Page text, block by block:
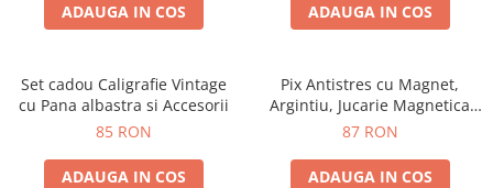
ADAUGA IN COS ADAUGA IN COS
Set cadou Caligrafie Vintage
cu Pana albastra si Accesorii
85 RON
ADAUGA IN COS
Pix Antistres cu Magnet,
Argintiu, Jucarie Magnetica
pentru Birou
87 RON
ADAUGA IN COS